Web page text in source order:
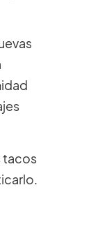
tacos